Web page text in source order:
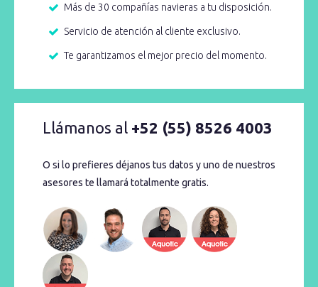
Más de 30 compañías navieras a tu disposición.
Servicio de atención al cliente exclusivo.
Te garantizamos el mejor precio del momento.
Llámanos al +52 (55) 8526 4003
O si lo prefieres déjanos tus datos y uno de nuestros
asesores te llamará totalmente gratis.